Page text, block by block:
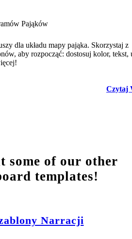
Pająków
dla układu mapy pająka. Skorzystaj z
aby rozpocząć: dostosuj kolor, tekst,
Czytaj
some of our other
templates!
Narracji